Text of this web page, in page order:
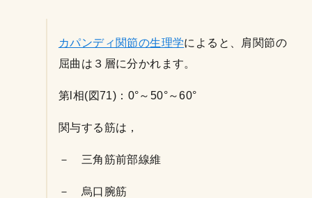
カパンディ関節の生理学によると、肩関節の
屈曲は３層に分かれます。
第l相(図71)：0°～50°～60°
関与する筋は，
－ 三角筋前部線維
－ 烏口腕筋